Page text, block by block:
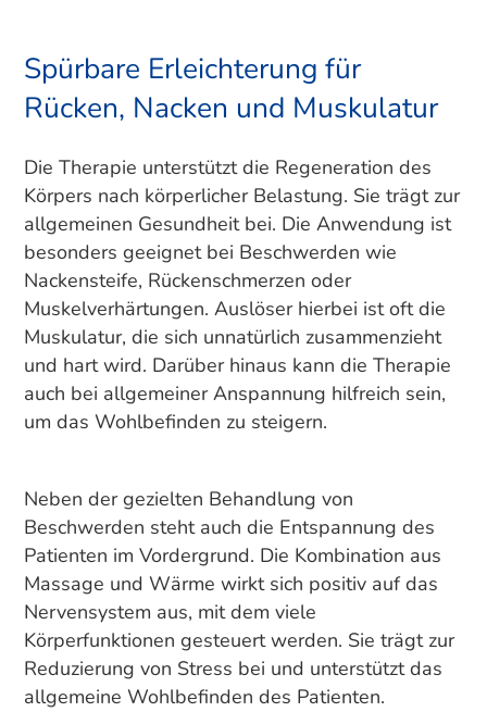
Spürbare Erleichterung für
Rücken, Nacken und Muskulatur
Die Therapie unterstützt die Regeneration des
Körpers nach körperlicher Belastung. Sie trägt zur
allgemeinen Gesundheit bei. Die Anwendung ist
besonders geeignet bei Beschwerden wie
Nackensteife, Rückenschmerzen oder
Muskelverhärtungen. Auslöser hierbei ist oft die
Muskulatur, die sich unnatürlich zusammenzieht
und hart wird. Darüber hinaus kann die Therapie
auch bei allgemeiner Anspannung hilfreich sein,
um das Wohlbefinden zu steigern.
Neben der gezielten Behandlung von
Beschwerden steht auch die Entspannung des
Patienten im Vordergrund. Die Kombination aus
Massage und Wärme wirkt sich positiv auf das
Nervensystem aus, mit dem viele
Körperfunktionen gesteuert werden. Sie trägt zur
Reduzierung von Stress bei und unterstützt das
allgemeine Wohlbefinden des Patienten.